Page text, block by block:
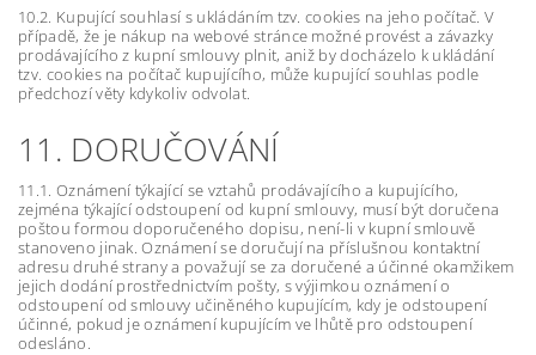
10.2. Kupující souhlasí s ukládáním tzv. cookies na jeho počítač. V
případě, že je nákup na webové stránce možné provést a závazky
prodávajícího z kupní smlouvy plnit, aniž by docházelo k ukládání
tzv. cookies na počítač kupujícího, může kupující souhlas podle
předchozí věty kdykoliv odvolat.
11. DORUČOVÁNÍ
11.1. Oznámení týkající se vztahů prodávajícího a kupujícího,
zejména týkající odstoupení od kupní smlouvy, musí být doručena
poštou formou doporučeného dopisu, není-li v kupní smlouvě
stanoveno jinak. Oznámení se doručují na příslušnou kontaktní
adresu druhé strany a považují se za doručené a účinné okamžikem
jejich dodání prostřednictvím pošty, s výjimkou oznámení o
odstoupení od smlouvy učiněného kupujícím, kdy je odstoupení
účinné, pokud je oznámení kupujícím ve lhůtě pro odstoupení
odesláno.